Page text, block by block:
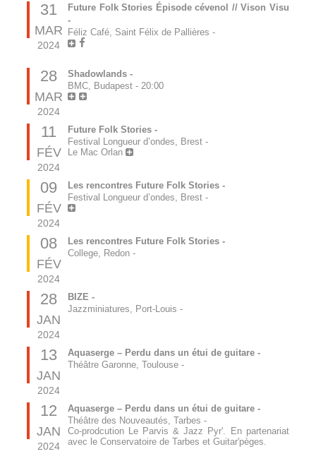
31
MAR
2024
Future Folk Stories Épisode cévenol // Vison Visu
-
Féliz Café, Saint Félix de Pallières -
28
MAR
2024
Shadowlands -
BMC, Budapest - 20:00
11
FÉV
2024
Future Folk Stories -
Festival Longueur d’ondes, Brest -
Le Mac Orlan
09
FÉV
2024
Les rencontres Future Folk Stories -
Festival Longueur d’ondes, Brest -
08
FÉV
2024
Les rencontres Future Folk Stories -
College, Redon -
28
JAN
2024
BIZE -
Jazzminiatures, Port-Louis -
13
JAN
2024
Aquaserge – Perdu dans un étui de guitare -
Théâtre Garonne, Toulouse -
12
JAN
2024
Aquaserge – Perdu dans un étui de guitare -
Théâtre des Nouveautés, Tarbes -
Co-prodcution Le Parvis & Jazz Pyr'. En partenariat
avec le Conservatoire de Tarbes et Guitar'pèges.